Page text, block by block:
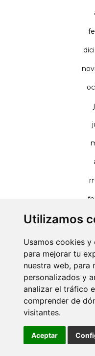
Utilizamos
Usamos cookies
para mejorar tu
nuestra web, para
personalizados y
analizar el tráfico
comprender de
visitantes.
Aceptar